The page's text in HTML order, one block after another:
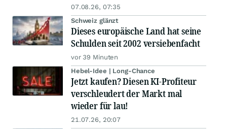
07.08.26, 07:35
Schweiz glänzt
Dieses europäische Land hat seine
Schulden seit 2002 versiebenfacht
vor 39 Minuten
Hebel-Idee | Long-Chance
Jetzt kaufen? Diesen KI-Profiteur
verschleudert der Markt mal
wieder für lau!
21.07.26, 20:07